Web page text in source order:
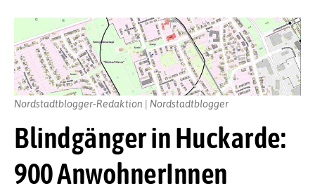
Blindgänger in Huckarde:
900 AnwohnerInnen
Nordstadtblogger-Redaktion | Nordstadtblogger